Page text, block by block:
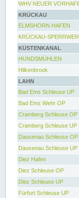
WHV NEUER
KRÜCKAU
ELMSHORN HAFEN
KRÜCKAU-
KÜSTENKANAL
HUNDSMÜHLEN
Hilkenbrook
LAHN
Bad Ems Schleuse UP
Bad Ems Wehr OP
Cramberg Schleuse OP
Cramberg Schleuse UP
Dausenau Schleuse OP
Dausenau Schleuse UP
Diez Hafen
Diez Schleuse OP
Diez Schleuse UP
Fürfurt Schleuse UP